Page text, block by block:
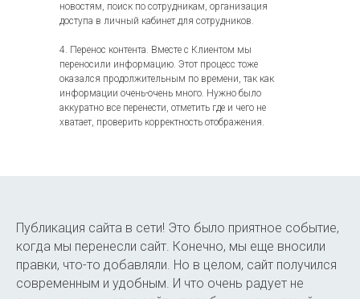
новостям, поиск по сотрудникам, организация
доступа в личный кабинет для сотрудников.
4. Перенос контента. Вместе с Клиентом мы
переносили информацию. Этот процесс тоже
оказался продолжительным по времени, так как
информации очень-очень много. Нужно было
аккуратно все перенести, отметить где и чего не
хватает, проверить корректность отображения.
Публикация сайта в сети! Это было приятное событие,
когда мы перенесли сайт. Конечно, мы еще вносили
правки, что-то добавляли. Но в целом, сайт получился
современным и удобным. И что очень радует не
Компания Продвижение
Разработка Аудиты
Социальные сети Блог
Кейсы Бесплатный аудит
Интернет-агентство "Северсайт" 2012-2026
Политика конфиденциальности |Согласие на обработку
Персональные данные, опубликованные на сайте,
размещены с согласия субъектов персональных данных.